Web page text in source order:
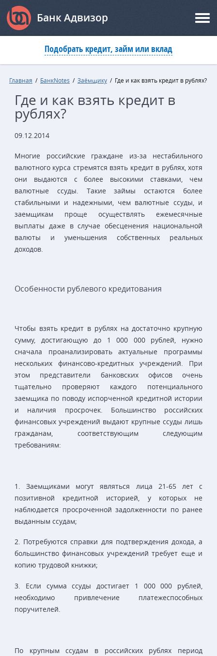
Банк Адвизор
Подобрать кредит, займ или вклад
Главная / БанкNotes / Заёмщику / Где и как взять кредит в рублях?
Где и как взять кредит в
рублях?
09.12.2014
Многие российские граждане из-за нестабильного
валютного курса стремятся взять кредит в рублях, хотя
они выдаются с более высокими ставками, чем
валютные ссуды. Такие займы остаются более
стабильными и надежными, чем валютные ссуды, и
заемщикам проще осуществлять ежемесячные
выплаты даже в случае обесценения национальной
валюты и уменьшения собственных реальных
доходов.
Особенности рублевого кредитования
Чтобы взять кредит в рублях на достаточно крупную
сумму, достигающую до 1 000 000 рублей, нужно
сначала проанализировать актуальные программы
нескольких финансово-кредитных учреждений. При
этом представители банковских офисов очень
тщательно проверяют каждого потенциального
заемщика по поводу испорченной кредитной истории
и наличия просрочек. Большинство российских
финансовых учреждений выдают крупные ссуды лишь
гражданам, соответствующим следующим
требованиям:
1. Заемщиками могут являться лица 21-65 лет с
позитивной кредитной историей, у которых не
наблюдается просроченной задолженности по ранее
выданным ссудам;
2. Потребуются справки для подтверждения дохода, а
большинство финансовых учреждений требует еще и
копию трудовой книжки;
3. Если сумма ссуды достигает 1 000 000 рублей,
необходимо привлечение платежеспособных
поручителей.
По крупным ссудам в российских рублях период